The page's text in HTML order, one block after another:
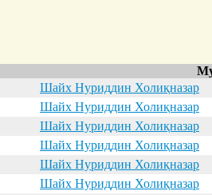
Шайх Нуриддин Холиқназар
Шайх Нуриддин Холиқназар
Шайх Нуриддин Холиқназар
Шайх Нуриддин Холиқназар
Шайх Нуриддин Холиқназар
Шайх Нуриддин Холиқназар